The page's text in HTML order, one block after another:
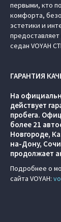
первыми, кто
комфорта,
эстетики и
седан VOYAH
ГАРАНТИЯ
На
действует
пробега.
более 21
Новгороде,
на-Дону,
продолжает
Подробнее о
сайта VOYAH: